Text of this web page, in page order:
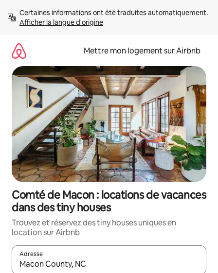
directement
Afficher la langue d'origine
Mettre mon logement sur Airbnb
Comté de Macon : locations de vacances
dans des tiny houses
Trouvez et réservez des tiny houses uniques en
location sur Airbnb
Adresse
Lorsque les résultats s'affichent, utilisez les flèches vers le